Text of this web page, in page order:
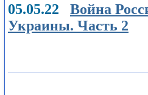
05.05.22 Война
Украины. Часть 2